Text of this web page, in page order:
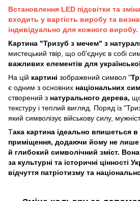
Встановлення LED підсвітки та
входить у вартість виробу та
індивідуально для кожного виробу.
Картина "Тризуб з мечем" з
мистецький твір, що об'єднує в собі
важливих елементів для
На цій картині зображений символ "
є одним з основних національних
створений з натурального дерева,
текстуру і теплий вигляд. Поряд із
який символізує військову силу,
Така картина ідеально впишеться в
приміщення, додаючи йому не лише
й глибокий символічний зміст.
за культурні та історичні цінності
відчуття патріотизму та